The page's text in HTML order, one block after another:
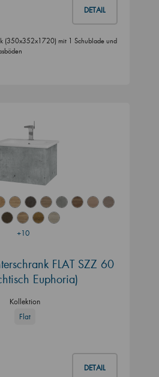
DETAIL
(350x352x1720) mit 1 Schublade und
+10
FLAT SZZ 60
Euphoria)
Kollektion
Flat
DETAIL